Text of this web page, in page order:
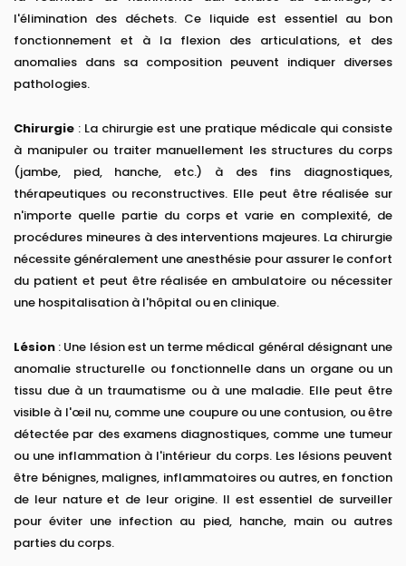
l'élimination des déchets. Ce liquide est essentiel au bon
fonctionnement et à la flexion des articulations, et des
anomalies dans sa composition peuvent indiquer diverses
pathologies.
Chirurgie : La chirurgie est une pratique médicale qui consiste
à manipuler ou traiter manuellement les structures du corps
(jambe, pied, hanche, etc.) à des fins diagnostiques,
thérapeutiques ou reconstructives. Elle peut être réalisée sur
n'importe quelle partie du corps et varie en complexité, de
procédures mineures à des interventions majeures. La chirurgie
nécessite généralement une anesthésie pour assurer le confort
du patient et peut être réalisée en ambulatoire ou nécessiter
une hospitalisation à l'hôpital ou en clinique.
Lésion : Une lésion est un terme médical général désignant une
anomalie structurelle ou fonctionnelle dans un organe ou un
tissu due à un traumatisme ou à une maladie. Elle peut être
visible à l'œil nu, comme une coupure ou une contusion, ou être
détectée par des examens diagnostiques, comme une tumeur
ou une inflammation à l'intérieur du corps. Les lésions peuvent
être bénignes, malignes, inflammatoires ou autres, en fonction
de leur nature et de leur origine. Il est essentiel de surveiller
pour éviter une infection au pied, hanche, main ou autres
parties du corps.